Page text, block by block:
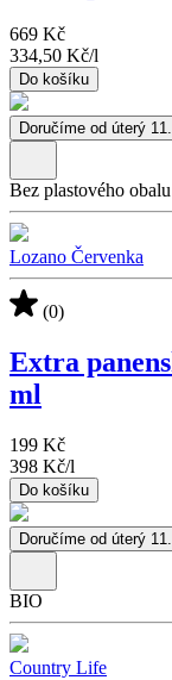
669 Kč
334,50 Kč/l
Do košíku
Doručíme od úterý
Bez plastového obalu
Lozano Červenka
(0)
Extra
ml
199 Kč
398 Kč/l
Do košíku
Doručíme od úterý
BIO
Country Life